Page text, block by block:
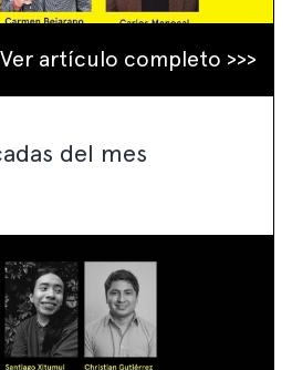
Ver artículo completo >>>
del mes